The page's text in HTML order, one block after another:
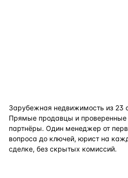
Зарубежная недвижимость из 23
Прямые продавцы и проверенные
партнёры. Один менеджер от
вопроса до ключей, юрист на
сделке, без скрытых комиссий.